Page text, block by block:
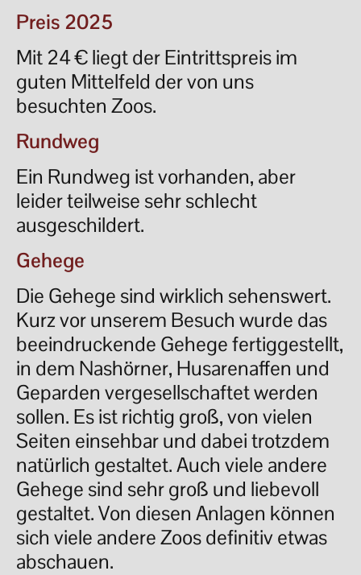
Preis 2025
Mit 24 € liegt der Eintrittspreis im
guten Mittelfeld der von uns
besuchten Zoos.
Rundweg
Ein Rundweg ist vorhanden, aber
leider teilweise sehr schlecht
ausgeschildert.
Gehege
Die Gehege sind wirklich sehenswert.
Kurz vor unserem Besuch wurde das
beeindruckende Gehege fertiggestellt,
in dem Nashörner, Husarenaffen und
Geparden vergesellschaftet werden
sollen. Es ist richtig groß, von vielen
Seiten einsehbar und dabei trotzdem
natürlich gestaltet. Auch viele andere
Gehege sind sehr groß und liebevoll
gestaltet. Von diesen Anlagen können
sich viele andere Zoos definitiv etwas
abschauen.